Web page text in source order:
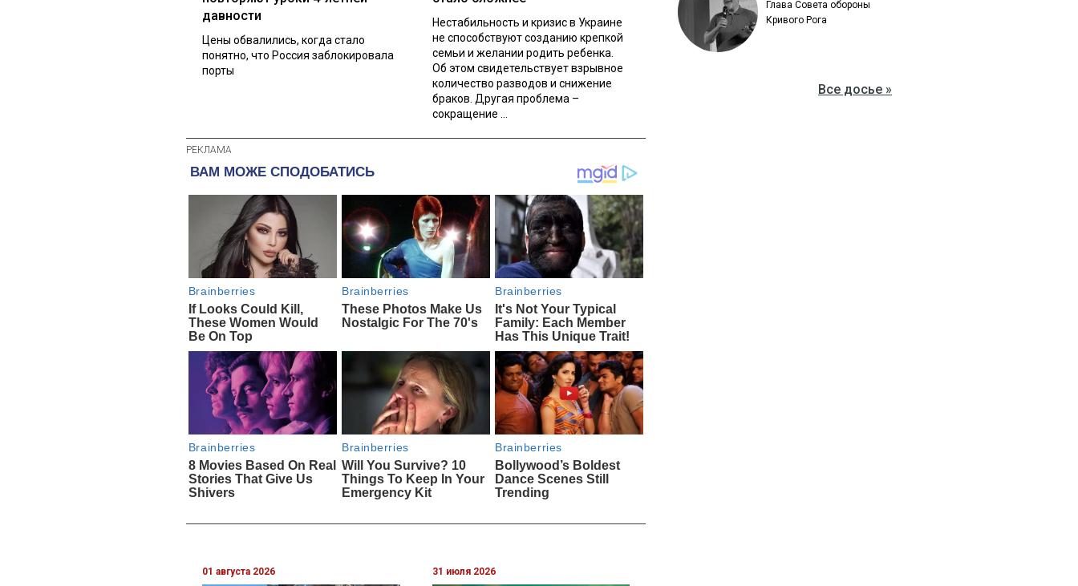
давности
Цены обвалились, когда стало
понятно, что Россия заблокировала
порты
Нестабильность и кризис в Украине
не способствуют созданию крепкой
семьи и желании родить ребенка.
Об этом свидетельствует взрывное
количество разводов и снижение
браков. Другая проблема –
сокращение ...
01 августа 2026 31 июля 2026
Глава Совета обороны
Кривого Рога
Все досье »